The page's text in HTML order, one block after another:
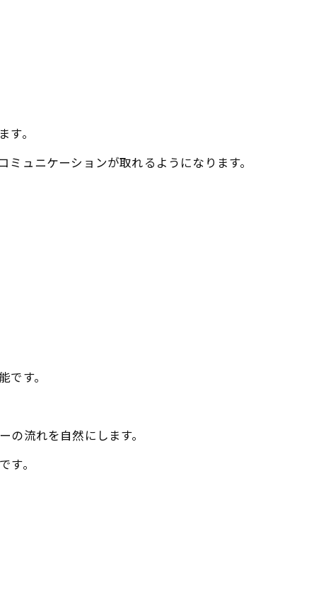
。
ュニケーションが取れるようになります。
す。
流れを自然にします。
。